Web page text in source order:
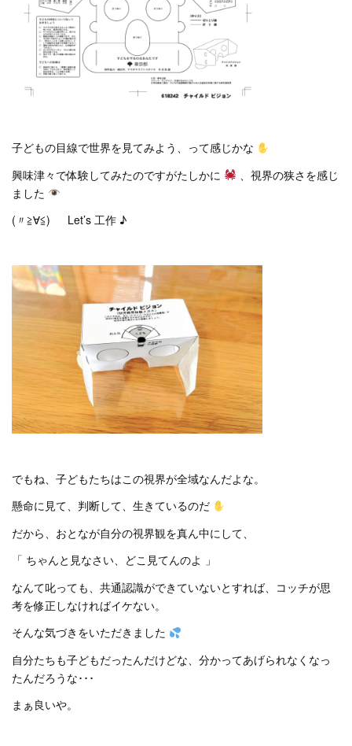
子どもの目線で世界を見てみよう、って感じかな
興味津々で体験してみたのですがたしかに
、視界の狭さを感じ
ました
(〃≧∀≦)ゞ Let’s 工作 ♪
でもね、子どもたちはこの視界が全域なんだよな。
懸命に見て、判断して、生きているのだ
だから、おとなが自分の視界観を真ん中にして、
「 ちゃんと見なさい、どこ見てんのよ 」
なんて叱っても、共通認識ができていないとすれば、コッチが思
考を修正しなければイケない。
そんな気づきをいただきました
自分たちも子どもだったんだけどな、分かってあげられなくなっ
たんだろうな･･･
まぁ良いや。